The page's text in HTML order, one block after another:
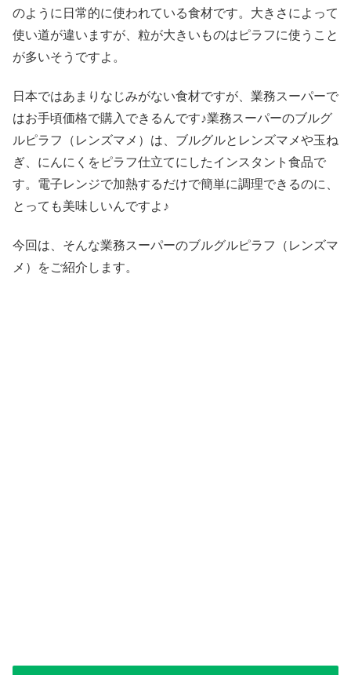
のように日常的に使われている食材です。大きさによって
使い道が違いますが、粒が大きいものはピラフに使うこと
が多いそうですよ。
日本ではあまりなじみがない食材ですが、業務スーパーで
はお手頃価格で購入できるんです♪業務スーパーのブルグ
ルピラフ（レンズマメ）は、ブルグルとレンズマメや玉ね
ぎ、にんにくをピラフ仕立てにしたインスタント食品で
す。電子レンジで加熱するだけで簡単に調理できるのに、
とっても美味しいんですよ♪
今回は、そんな業務スーパーのブルグルピラフ（レンズマ
メ）をご紹介します。